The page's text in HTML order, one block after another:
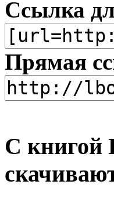
Ссылка
Прямая
С книгой